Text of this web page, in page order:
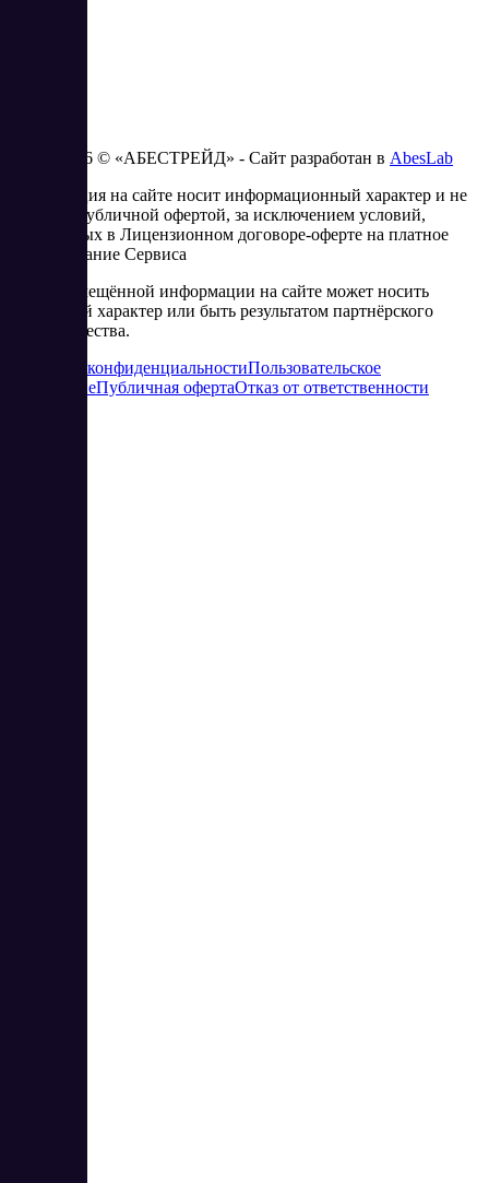
2023 - 2026 © «АБЕСТРЕЙД» - Сайт разработан в AbesLab
Информация на сайте носит информационный характер и не
является публичной офертой, за исключением условий,
изложенных в Лицензионном договоре-оферте на платное
использование Сервиса
Часть размещённой информации на сайте может носить
рекламный характер или быть результатом партнёрского
сотрудничества.
Политика конфиденциальностиПользовательское
соглашениеПубличная офертаОтказ от ответственности